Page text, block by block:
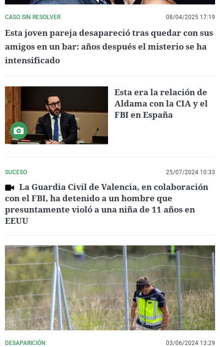
CASO SIN RESOLVER 08/04/2025 17:19
Esta joven pareja desapareció tras quedar con sus
amigos en un bar: años después el misterio se ha
intensificado
Esta era la relación de
Aldama con la CIA y el
FBI en España
SUCESO 25/07/2024 10:33
La Guardia Civil de Valencia, en colaboración
con el FBI, ha detenido a un hombre que
presuntamente violó a una niña de 11 años en
EEUU
DESAPARICIÓN 03/06/2024 13:29